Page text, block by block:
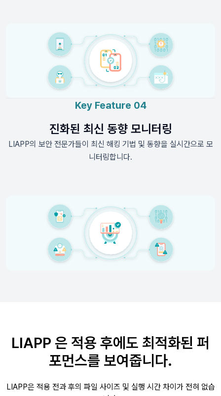
Key Feature 04
진화된 최신 동향 모니터링
LIAPP의 보안 전문가들이 최신 해킹 기법 및 동향을 실시간으로 모
니터링합니다.
LIAPP 은 적용 후에도 최적화된 퍼
포먼스를 보여줍니다.
LIAPP은 적용 전과 후의 파일 사이즈 및 실행 시간 차이가 전혀 없습